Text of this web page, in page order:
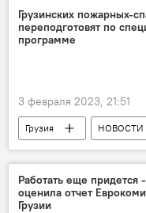
Грузинских пожарных-
переподготовят по
программе
3 февраля 2023, 21:51
Грузия НОВОСТИ
Служба по управлению
Работать еще придется
оценила отчет
Грузии